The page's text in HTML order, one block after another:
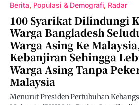
Berita Populasi & Demografi Radar
100 Syarikat Dilindungi
Warga Bangladesh
Warga Asing Ke
Kebanjiran Sehingga
Warga Asing Tanpa
Malaysia
Menurut Presiden Pertubuhan